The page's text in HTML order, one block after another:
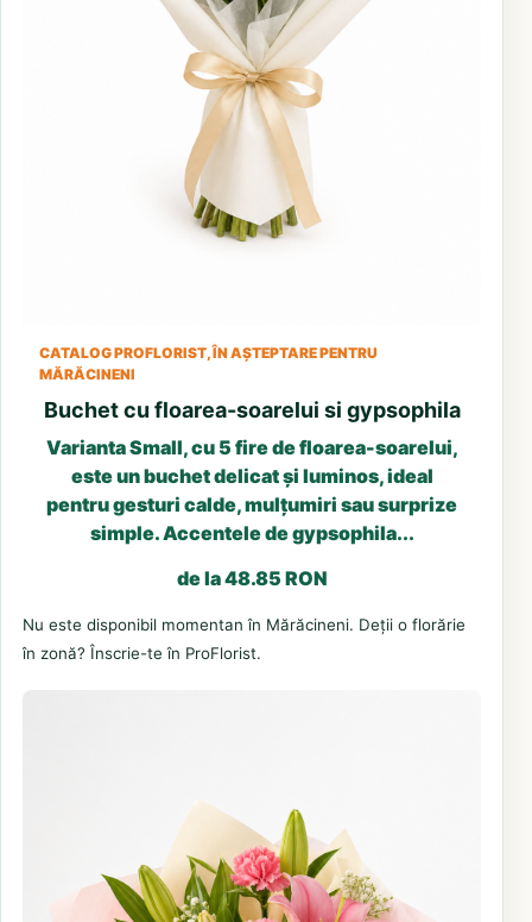
CATALOG PROFLORIST, ÎN AȘTEPTARE PENTRU
MĂRĂCINENI
Buchet cu floarea-soarelui si gypsophila
Varianta Small, cu 5 fire de floarea-soarelui,
este un buchet delicat și luminos, ideal
pentru gesturi calde, mulțumiri sau surprize
simple. Accentele de gypsophila...
de la 48.85 RON
Nu este disponibil momentan în Mărăcineni. Deții o florărie
în zonă? Înscrie-te în ProFlorist.